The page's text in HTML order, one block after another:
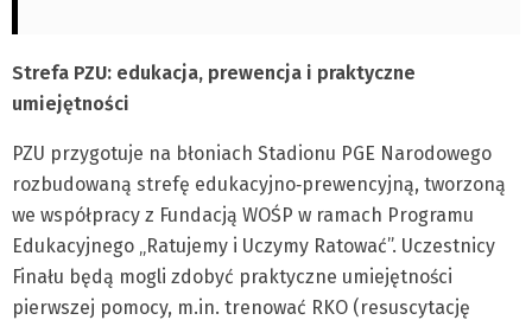
Strefa PZU: edukacja, prewencja i praktyczne
umiejętności
PZU przygotuje na błoniach Stadionu PGE Narodowego
rozbudowaną strefę edukacyjno‑prewencyjną, tworzoną
we współpracy z Fundacją WOŚP w ramach Programu
Edukacyjnego „Ratujemy i Uczymy Ratować”. Uczestnicy
Finału będą mogli zdobyć praktyczne umiejętności
pierwszej pomocy, m.in. trenować RKO (resuscytację